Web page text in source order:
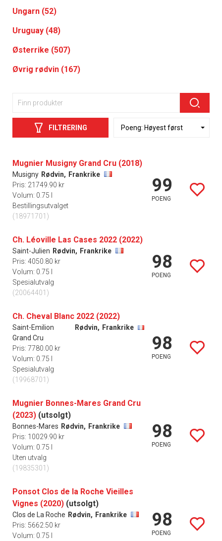
Ungarn (52)
Uruguay (48)
Østerrike (507)
Øvrig rødvin (167)
FILTRERING
Mugnier Musigny Grand Cru (2018)
Musigny Rødvin, Frankrike
Pris: 21749.90 kr
Volum: 0.75 l
Bestillingsutvalget
(18971701)
99
POENG
Ch. Léoville Las Cases 2022 (2022)
Saint-Julien Rødvin, Frankrike
Pris: 4050.80 kr
Volum: 0.75 l
Spesialutvalg
(20064401)
98
POENG
Ch. Cheval Blanc 2022 (2022)
Saint-Emilion
Grand Cru
Rødvin, Frankrike
Pris: 7780.00 kr
Volum: 0.75 l
Spesialutvalg
(19968701)
98
POENG
Mugnier Bonnes-Mares Grand Cru
(2023) (utsolgt)
Bonnes-Mares Rødvin, Frankrike
Pris: 10029.90 kr
Volum: 0.75 l
Uten utvalg
(19835301)
98
POENG
Ponsot Clos de la Roche Vieilles
Vignes (2020) (utsolgt)
Clos de La Roche Rødvin, Frankrike
Pris: 5662.50 kr
Volum: 0.75 l
98
POENG